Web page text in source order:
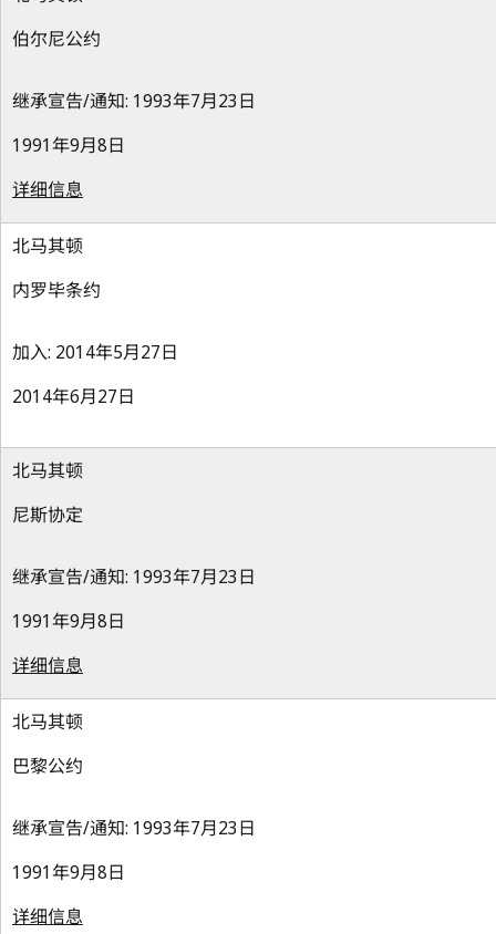
伯尔尼公约
继承宣告/通知: 1993年7月23日
1991年9月8日
详细信息
北马其顿
内罗毕条约
加入: 2014年5月27日
2014年6月27日
北马其顿
尼斯协定
继承宣告/通知: 1993年7月23日
1991年9月8日
详细信息
北马其顿
巴黎公约
继承宣告/通知: 1993年7月23日
1991年9月8日
详细信息